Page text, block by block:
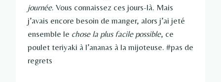
journée. Vous connaissez ces jours-là. Mais
j’avais encore besoin de manger, alors j’ai jeté
ensemble le chose la plus facile possible, ce
poulet teriyaki à l’ananas à la mijoteuse. #pas de
regrets